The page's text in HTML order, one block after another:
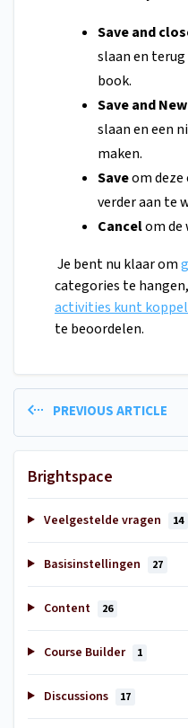
Save and
slaan en
book.
Save and New
slaan en een
maken.
Saveom
verder aan te
Cancelom de
Je bent nu klaar om
categories te
activities kunt
te beoordelen.
PREVIOUS ARTICLE
Brightspace
Veelgestelde vragen 14
Basisinstellingen 27
Content 26
Course Builder 1
Discussions 17